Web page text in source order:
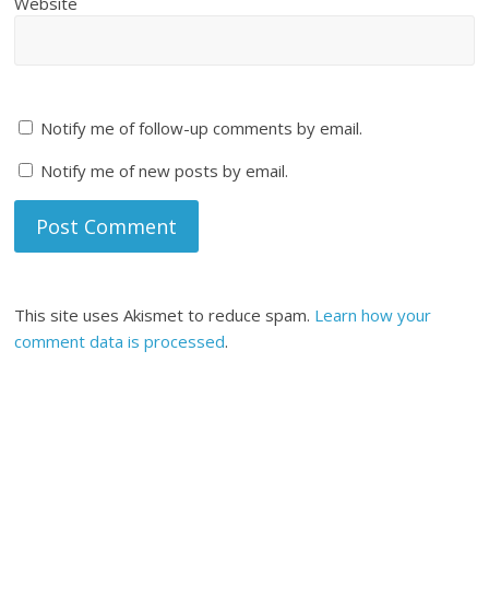
Notify me of follow-up comments by email.
Notify me of new posts by email.
This site uses Akismet to reduce spam. Learn how your
comment data is processed.